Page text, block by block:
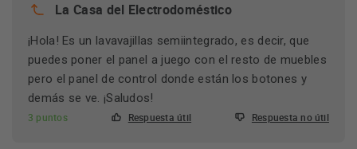
La Casa del Electrodoméstico
¡Hola! Es un lavavajillas semiintegrado, es decir, que
puedes poner el panel a juego con el resto de muebles
pero el panel de control donde están los botones y
demás se ve. ¡Saludos!
3 puntos Respuesta útil Respuesta no útil